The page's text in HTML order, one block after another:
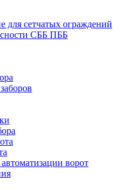
для сетчатых ограждений
СББ ПББ
ворот